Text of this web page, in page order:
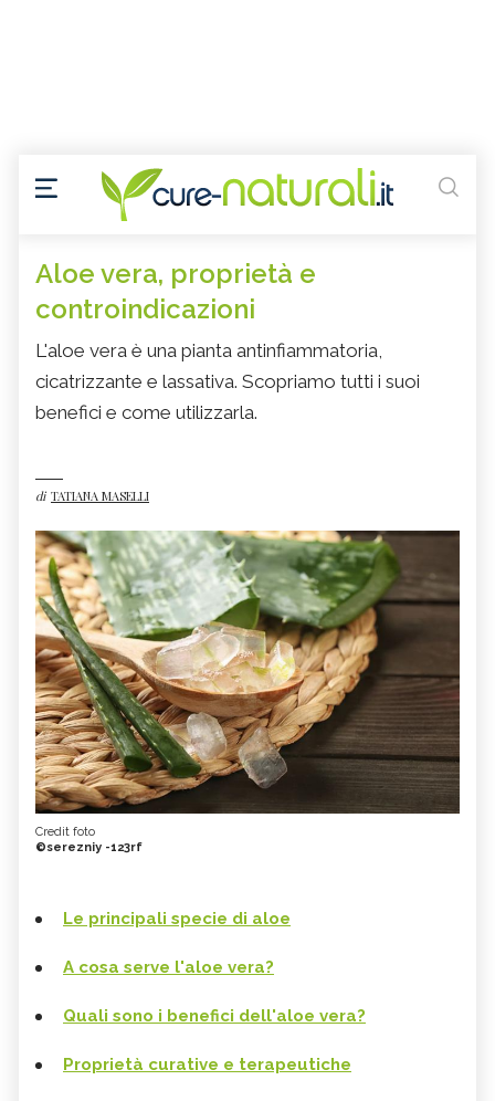
Aloe vera, proprietà e
controindicazioni
L'aloe vera è una pianta antinfiammatoria,
cicatrizzante e lassativa. Scopriamo tutti i suoi
benefici e come utilizzarla.
di TATIANA MASELLI
Credit foto
©serezniy -123rf
Le principali specie di aloe
A cosa serve l'aloe vera?
Quali sono i benefici dell'aloe vera?
Proprietà curative e terapeutiche